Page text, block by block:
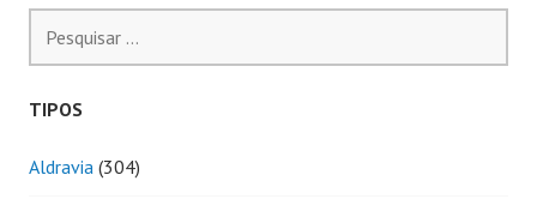
por:
TIPOS
Aldravia (304)